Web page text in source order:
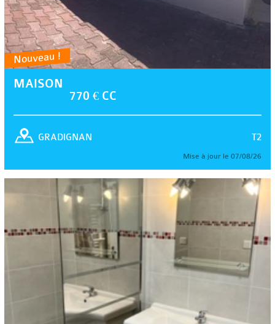
Nouveau !
MAISON
770 € CC
T2
GRADIGNAN
Mise à jour le 07/08/26